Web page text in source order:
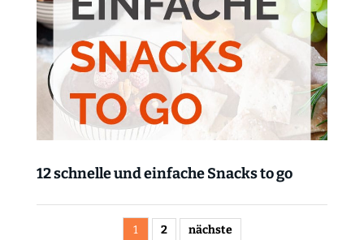
12 schnelle und einfache Snacks to go
1 2 nächste